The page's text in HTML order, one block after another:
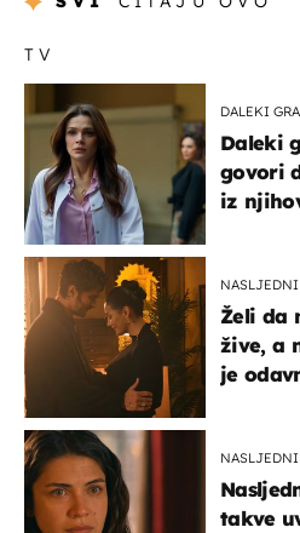
TV
DALEKI
Daleki
govori
iz
Želi da
žive, a
je
takve